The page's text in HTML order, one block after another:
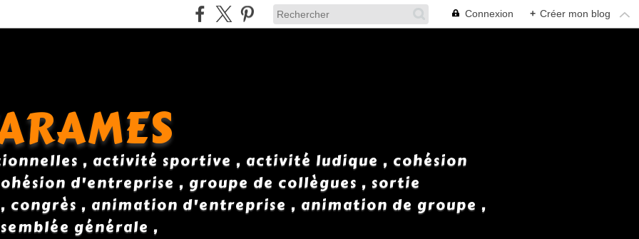
Connexion + Créer mon blog
, activité sportive , activité ludique , cohésion
d'entreprise , groupe de collègues , sortie
congrès , animation d'entreprise , animation de groupe ,
générale ,